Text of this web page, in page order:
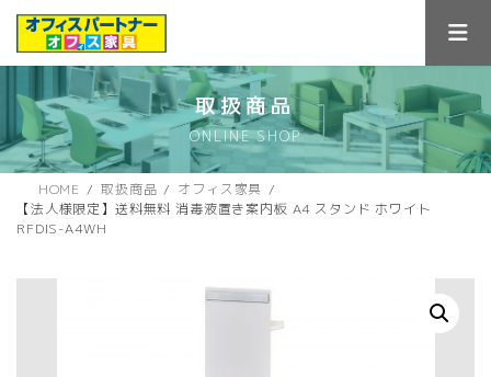
ス
キ
ン
に
取扱商品
ONLINE SHOP
HOME 取扱商品
オフィス家具
【法人様限定】送料無料 消毒液置き案内板 A4 スタンド ホワイト
RFDIS-A4WH